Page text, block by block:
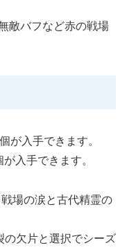
敵バフなど赤の戦場
が入手できます。
入手できます。
場の涙と古代精霊の
の欠片と選択でシーズ